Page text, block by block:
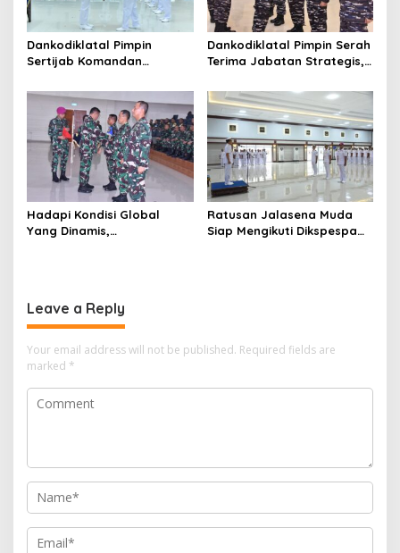
Dankodiklatal Pimpin
Sertijab Komandan
Dankodiklatal Pimpin Serah
Terima Jabatan Strategis,
Berganti
Hadapi Kondisi Global
Yang Dinamis,
Ratusan Jalasena Muda
Siap Mengikuti Dikspespa
Leave a Reply
Your email address will not be published. Required fields are
marked *